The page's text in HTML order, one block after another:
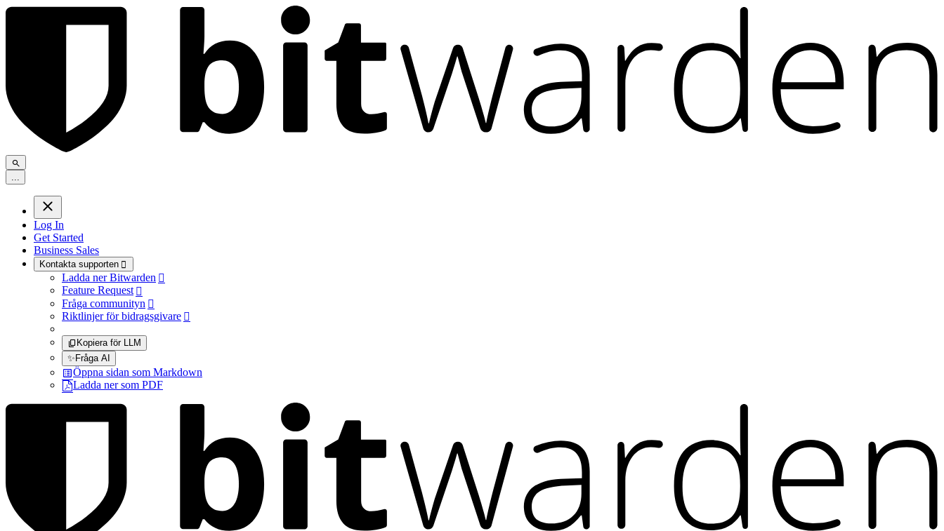
Log In
Get Started
Business Sales
Kontakta supporten 
Ladda ner Bitwarden 
Feature Request 
Fråga communityn 
Riktlinjer för bidragsgivare 
Kopiera för LLM
✨Fråga AI
Öppna sidan som Markdown
Ladda ner som PDF